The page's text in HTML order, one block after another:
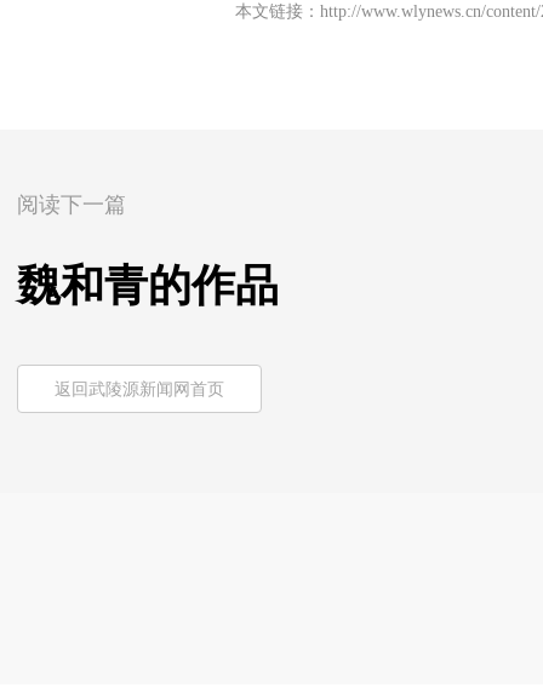
本文链接： http://www.wlynews.cn/
阅读下一篇
魏和青的作品
返回武陵源新闻网首页